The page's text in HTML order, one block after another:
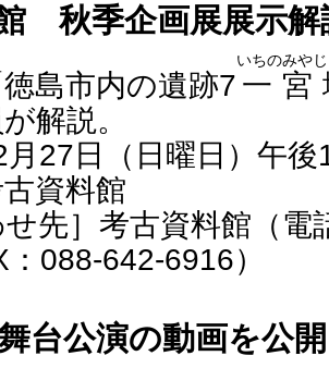
秋季企画展展示解
島市内の遺跡7 一宮
いちのみや
解説。
月27日（日曜日）午
古資料館
せ先］考古資料館（
088-642-6916）
台公演の動画を公開